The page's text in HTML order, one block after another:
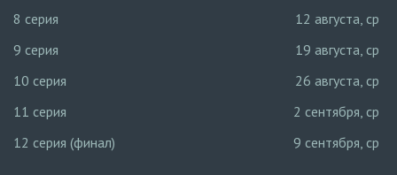
8 серия
12 августа, ср
9 серия
19 августа, ср
10 серия
26 августа, ср
11 серия
2 сентября, ср
12 серия (финал)
9 сентября, ср